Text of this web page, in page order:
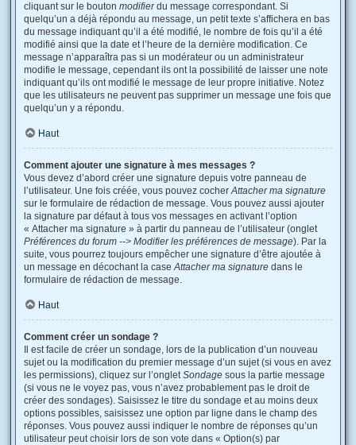
cliquant sur le bouton modifierdu message correspondant. Si
quelqu’un a déjà répondu au message, un petit texte s’affichera en bas
du message indiquant qu’il a été modifié, le nombre de fois qu’il a été
modifié ainsi que la date et l’heure de la dernière modification. Ce
message n’apparaîtra pas si un modérateur ou un administrateur
modifie le message, cependant ils ont la possibilité de laisser une note
indiquant qu’ils ont modifié le message de leur propre initiative. Notez
que les utilisateurs ne peuvent pas supprimer un message une fois que
quelqu’un y a répondu.
Haut
Comment ajouter une signature à mes messages ?
Vous devez d’abord créer une signature depuis votre panneau de
l’utilisateur. Une fois créée, vous pouvez cocherAttacher ma signature
sur le formulaire de rédaction de message. Vous pouvez aussi ajouter
la signature par défaut à tous vos messages en activant l’option
« Attacher ma signature » à partir du panneau de l’utilisateur (onglet
Préférences du forum --> Modifier les préférences de message). Par la
suite, vous pourrez toujours empêcher une signature d’être ajoutée à
un message en décochant la caseAttacher ma signature dans le
formulaire de rédaction de message.
Haut
Comment créer un sondage ?
Il est facile de créer un sondage, lors de la publication d’un nouveau
sujet ou la modification du premier message d’un sujet (si vous en avez
les permissions), cliquez sur l’ongletSondage sous la partie message
(si vous ne le voyez pas, vous n’avez probablement pas le droit de
créer des sondages). Saisissez le titre du sondage et au moins deux
options possibles, saisissez une option par ligne dans le champ des
réponses. Vous pouvez aussi indiquer le nombre de réponses qu’un
utilisateur peut choisir lors de son vote dans « Option(s) par